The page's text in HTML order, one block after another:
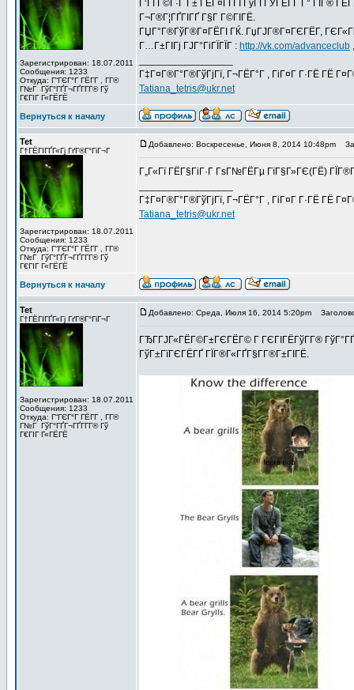
Зарегистрирован: 18.07.2011
Сообщения: 1233
Откуда: Г“ГЄГ°Г ГЁГ­Г , Г­Г®
Г№Г ГўГ°ГҐГ¬ГҐГ­Г­Г® Гў
Г€ГІГ Г«ГЁГЁ
Г‘ГҐГ©Г·Г Г± ГЁГ¤ГҐГІ ГўГҐГЎГЁГ­Г Г° ГЇГ®
Г¬Г®Г¦ГҐГІГҐ Г§Г Г©ГІГЁ.
ГЏГ°Г®ГўГ®Г¤ГЁГІ ГЌ. ГџГЈГ®Г¤ГЄГЁГ­,
Г…Г±ГІГј ГЈГ°ГіГЇГЇГ : http://vk.com/advanceclub
Г‡Г¤Г®Г°Г®ГўГјГї, Г¬ГЁГ°Г , ГіГ¤Г Г·ГЁ ГЁ
Tatiana_tetris@ukr.net
Вернуться к началу
Tet
Г†ГЁГІГҐГ«Гј ГґГ®Г°ГіГ¬Г
Зарегистрирован: 18.07.2011
Сообщения: 1233
Откуда: Г“ГЄГ°Г ГЁГ­Г , Г­Г®
Г№Г ГўГ°ГҐГ¬ГҐГ­Г­Г® Гў
Г€ГІГ Г«ГЁГЁ
Добавлено: Воскресенье, Июня 8, 2014 10:48pm
Г„Г«Гї ГЁГ§ГіГ·Г ГѕГ№ГЁГµ ГїГ§Г»ГЄ(ГЁ)
Г‡Г¤Г®Г°Г®ГўГјГї, Г¬ГЁГ°Г , ГіГ¤Г Г·ГЁ ГЁ
Tatiana_tetris@ukr.net
Вернуться к началу
Tet
Г†ГЁГІГҐГ«Гј ГґГ®Г°ГіГ¬Г
Зарегистрирован: 18.07.2011
Сообщения: 1233
Откуда: Г“ГЄГ°Г ГЁГ­Г , Г­Г®
Г№Г ГўГ°ГҐГ¬ГҐГ­Г­Г® Гў
Г€ГІГ Г«ГЁГЁ
Добавлено: Среда, Июля 16, 2014 5:20pm
ГЂГ­ГЈГ«ГЁГ©Г±ГЄГЁГ© Г ГЄГІГЁГўГ­Г®
ГўГ±ГїГЄГЁГҐ ГЇГ®Г«ГҐГ§Г­Г®Г±ГІГЁ.